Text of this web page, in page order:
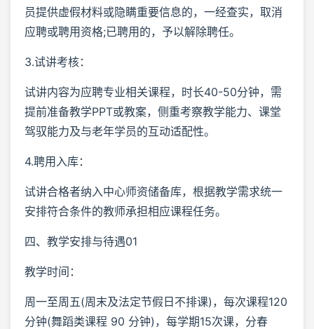
员提供虚假材料或隐瞒重要信息的，一经查实，取消
应聘或聘用资格;已聘用的，予以解除聘任。
3.试讲考核：
试讲内容为应聘专业相关课程，时长40-50分钟，需
提前准备教学PPT或教案，侧重考察教学能力、课堂
驾驭能力及与老年学员的互动适配性。
4.聘用入库：
试讲合格者纳入中心师资储备库，根据教学需求统一
安排符合条件的教师承担相应课程任务。
四、教学安排与待遇01
教学时间：
周一至周五(周末及法定节假日不排课)，每次课程120
分钟(舞蹈类课程 90 分钟)，每学期15次课，分春